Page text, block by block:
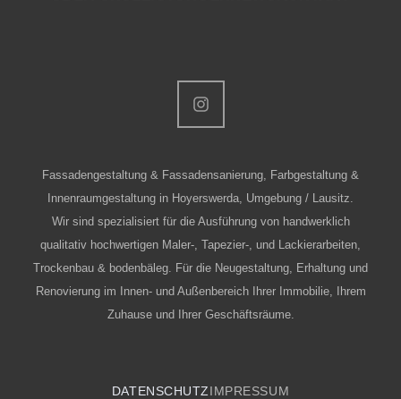
Fassadengestaltung & Fassadensanierung, Farbgestaltung &
Innenraumgestaltung in Hoyerswerda, Umgebung / Lausitz.
Wir sind spezialisiert für die Ausführung von handwerklich
qualitativ hochwertigen Maler-, Tapezier-, und Lackierarbeiten,
Trockenbau & bodenbäleg. Für die Neugestaltung, Erhaltung und
Renovierung im Innen- und Außenbereich Ihrer Immobilie, Ihrem
Zuhause und Ihrer Geschäftsräume.
DATENSCHUTZIMPRESSUM